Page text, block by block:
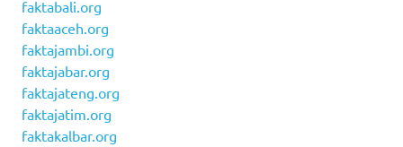
faktabali.org
faktaaceh.org
faktajambi.org
faktajabar.org
faktajateng.org
faktajatim.org
faktakalbar.org